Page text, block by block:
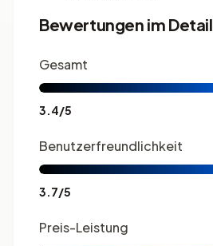
Bewertungen im Detail
Gesamt
3.4/5
Benutzerfreundlichkeit
3.7/5
Preis-Leistung